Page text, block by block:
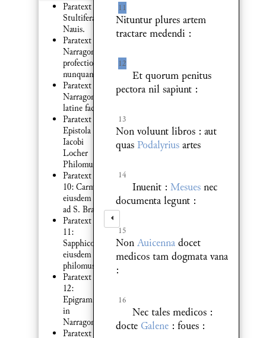
Paratext 1:
Stultifera
Nauis.
Paratext 1:
Narragonicę
profectionis
nunquam
Paratext 7:
Narragonia
latine facta
Paratext 8:
Epistola
Iacobi
Locher
Philomusi
Paratext
10: Carmen
eiusdem :
ad S. Brant
Paratext
11:
Sapphicon
eiusdem
philomusi
Paratext
12:
Epigramma
in
Narragoniam
Paratext
11
Nituntur plures artem
tractare medendi :
12
Et quorum penitus
pectora nil sapiunt :
13
Non voluunt libros : aut
quas Podalyriusartes
14
Inuenit : Mesuesnec
documenta legunt :
15
Non Auicennadocet
medicos tam dogmata vana
:
16
Nec tales medicos :
docte Galene: foues :